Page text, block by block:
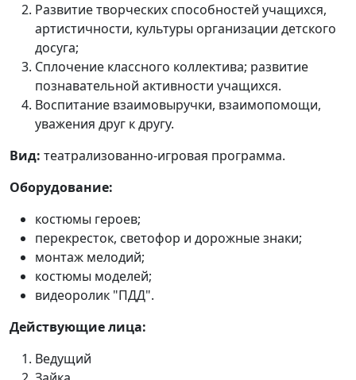
Развитие творческих способностей учащихся,
артистичности, культуры организации детского
досуга;
Сплочение классного коллектива; развитие
познавательной активности учащихся.
Воспитание взаимовыручки, взаимопомощи,
уважения друг к другу.
Вид: театрализованно-игровая программа.
Оборудование:
костюмы героев;
перекресток, светофор и дорожные знаки;
монтаж мелодий;
костюмы моделей;
видеоролик "ПДД".
Действующие лица:
Ведущий